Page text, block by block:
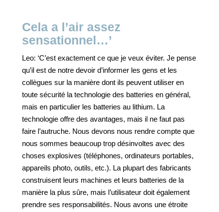
Cela a l’air assez
sensationnel…’
Leo: ‘C’est exactement ce que je veux éviter. Je pense
qu’il est de notre devoir d’informer les gens et les
collègues sur la manière dont ils peuvent utiliser en
toute sécurité la technologie des batteries en général,
mais en particulier les batteries au lithium. La
technologie offre des avantages, mais il ne faut pas
faire l’autruche. Nous devons nous rendre compte que
nous sommes beaucoup trop désinvoltes avec des
choses explosives (téléphones, ordinateurs portables,
appareils photo, outils, etc.). La plupart des fabricants
construisent leurs machines et leurs batteries de la
manière la plus sûre, mais l’utilisateur doit également
prendre ses responsabilités. Nous avons une étroite